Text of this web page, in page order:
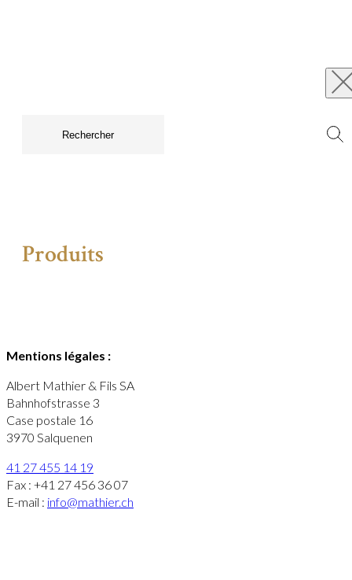
Produits
Mentions légales :
Albert Mathier & Fils SA
Bahnhofstrasse 3
Case postale 16
3970 Salquenen
41 27 455 14 19
Fax : +41 27 456 36 07
E-mail : info@mathier.ch